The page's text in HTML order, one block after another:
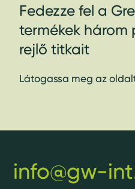
Fedezze fel a
termékek három
rejlő titkait
Látogassa meg az
info@gw-